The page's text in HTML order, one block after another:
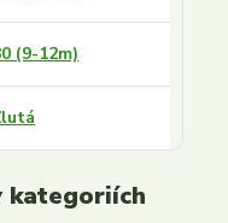
(9-12m)
kategoriích